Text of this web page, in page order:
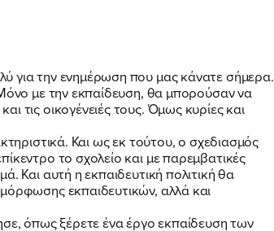
για την ενημέρωση που μας κάνατε σήμερα.
με την εκπαίδευση, θα μπορούσαν να
τις οικογένειές τους. Όμως κυρίες και
Και ως εκ τούτου, ο σχεδιασμός
το σχολείο και με παρεμβατικές
Και αυτή η εκπαιδευτική πολιτική θα
εκπαιδευτικών, αλλά και
όπως ξέρετε ένα έργο εκπαίδευση των